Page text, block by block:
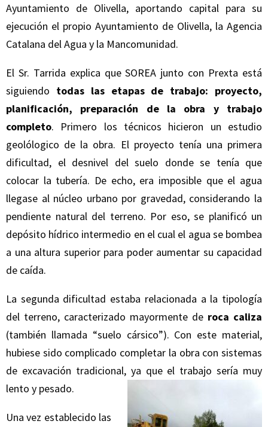
Ayuntamiento de Olivella, aportando capital para su
ejecución el propio Ayuntamiento de Olivella, la Agencia
Catalana del Agua y la Mancomunidad.
El Sr. Tarrida explica que SOREA junto con Prexta está
siguiendo todas las etapas de trabajo: proyecto,
planificación, preparación de la obra y trabajo
completo. Primero los técnicos hicieron un estudio
geolólogico de la obra. El proyecto tenía una primera
dificultad, el desnivel del suelo donde se tenía que
colocar la tubería. De echo, era imposible que el agua
llegase al núcleo urbano por gravedad, considerando la
pendiente natural del terreno. Por eso, se planificó un
depósito hídrico intermedio en el cual el agua se bombea
a una altura superior para poder aumentar su capacidad
de caída.
La segunda dificultad estaba relacionada a la tipología
del terreno, caracterizado mayormente de roca caliza
(también llamada “suelo cársico”). Con este material,
hubiese sido complicado completar la obra con sistemas
de excavación tradicional, ya que el trabajo sería muy
lento y pesado.
Una vez establecido las